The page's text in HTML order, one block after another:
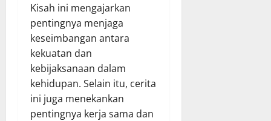
Kisah ini mengajarkan
pentingnya menjaga
keseimbangan antara
kekuatan dan
kebijaksanaan dalam
kehidupan. Selain itu, cerita
ini juga menekankan
pentingnya kerja sama dan